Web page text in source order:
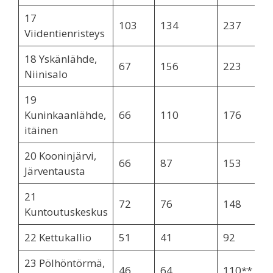
17
Viidentienristeys
103 134 237
18 Yskänlähde,
Niinisalo
67 156 223
19
Kuninkaanlähde,
itäinen
66 110 176
20 Kooninjärvi,
Järventausta
66 87 153
21
Kuntoutuskeskus
72 76 148
22 Kettukallio 51 41
92
23 Pölhöntörmä,
46 64 110**